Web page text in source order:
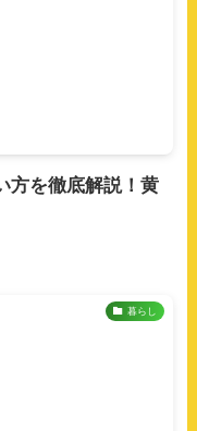
方を徹底解説！黄
暮らし